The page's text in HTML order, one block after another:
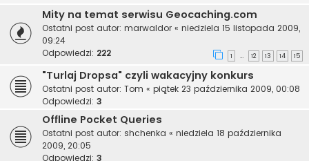
Mity na temat serwisu Geocaching.com
Ostatni post autor: marwaldor « niedziela 15 listopada 2009,
09:24
Odpowiedzi: 222 1 … 12 13 14 15
"Turlaj Dropsa" czyli wakacyjny konkurs
Ostatni post autor: Tom « piątek 23 października 2009, 00:08
Odpowiedzi: 3
Offline Pocket Queries
Ostatni post autor: shchenka « niedziela 18 października
2009, 20:05
Odpowiedzi: 3